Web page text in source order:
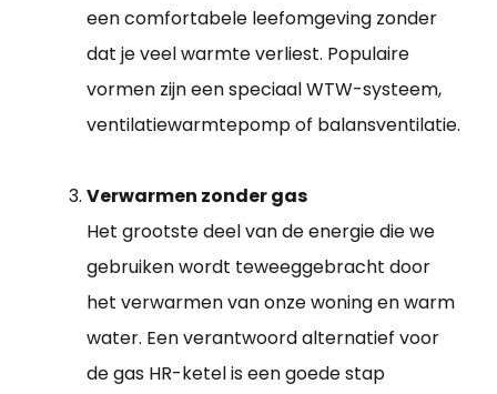
een comfortabele leefomgeving zonder
dat je veel warmte verliest. Populaire
vormen zijn een speciaal WTW-systeem,
ventilatiewarmtepomp of balansventilatie.
Verwarmen zonder gas
Het grootste deel van de energie die we
gebruiken wordt teweeggebracht door
het verwarmen van onze woning en warm
water. Een verantwoord alternatief voor
de gas HR-ketel is een goede stap